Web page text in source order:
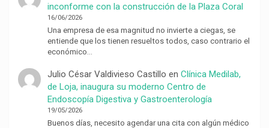
inconforme con la construcción de la Plaza Coral
16/06/2026
Una empresa de esa magnitud no invierte a ciegas, se
entiende que los tienen resueltos todos, caso contrario el
económico…
Julio César Valdivieso Castillo en Clínica Medilab,
de Loja, inaugura su moderno Centro de
Endoscopía Digestiva y Gastroenterología
19/05/2026
Buenos días, necesito agendar una cita con algún médico